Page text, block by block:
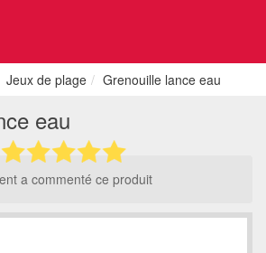
Jeux de plage Grenouille lance eau
eau
a commenté ce produit